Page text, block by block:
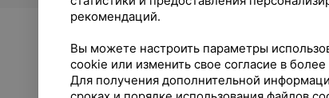
рекомендаций.
Вы можете настроить параметры
cookie или изменить свое согласие в
Для получения дополнительной